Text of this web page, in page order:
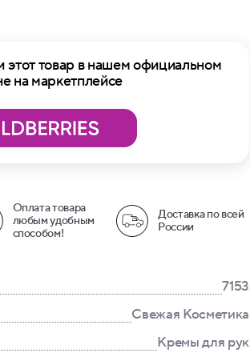
товар в нашем официальном
на маркетплейсе
Оплата товара
любым удобным
способом!
Доставка по всей
России
7153
Свежая Косметика
Кремы для рук